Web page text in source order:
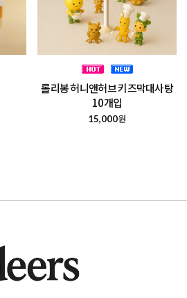
롤리봉 허니앤허브 키즈막대사탕
10개입
15,000원